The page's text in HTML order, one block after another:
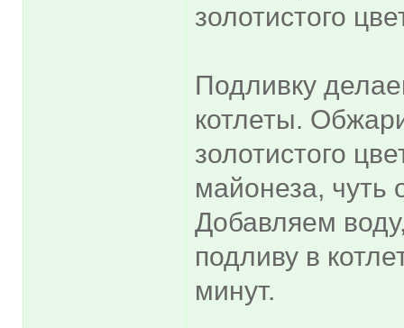
золотистого
Подливку
котлеты.
золотистого
майонеза,
Добавляем
подливу в
минут.